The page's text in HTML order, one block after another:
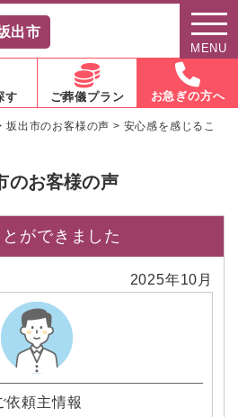
出市
MENU
す ご葬儀プラン お急ぎの方へ
坂出市のお客様の声 > 安心感を感じるこ
のお客様の声
ができました
2025年10月
依頼主情報